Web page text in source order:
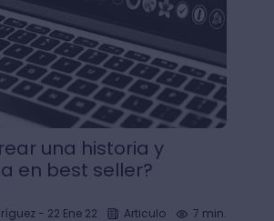
una historia y
en best seller?
- 22 Ene 22 Articulo 7 min.